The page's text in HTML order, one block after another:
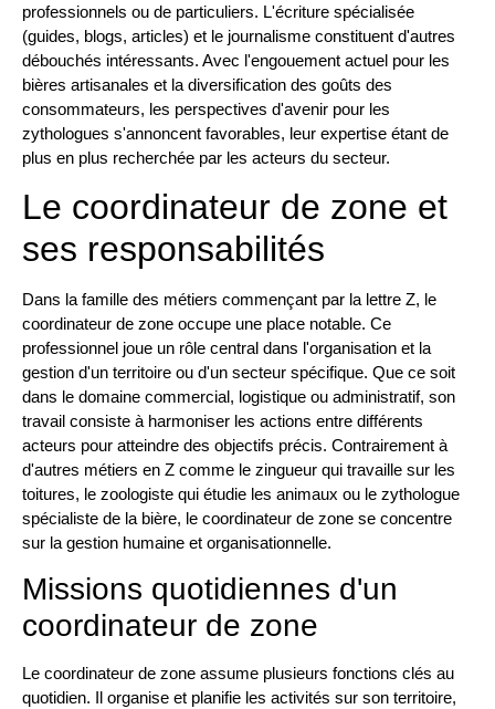
professionnels ou de particuliers. L'écriture spécialisée
(guides, blogs, articles) et le journalisme constituent d'autres
débouchés intéressants. Avec l'engouement actuel pour les
bières artisanales et la diversification des goûts des
consommateurs, les perspectives d'avenir pour les
zythologues s'annoncent favorables, leur expertise étant de
plus en plus recherchée par les acteurs du secteur.
Le coordinateur de zone et
ses responsabilités
Dans la famille des métiers commençant par la lettre Z, le
coordinateur de zone occupe une place notable. Ce
professionnel joue un rôle central dans l'organisation et la
gestion d'un territoire ou d'un secteur spécifique. Que ce soit
dans le domaine commercial, logistique ou administratif, son
travail consiste à harmoniser les actions entre différents
acteurs pour atteindre des objectifs précis. Contrairement à
d'autres métiers en Z comme le zingueur qui travaille sur les
toitures, le zoologiste qui étudie les animaux ou le zythologue
spécialiste de la bière, le coordinateur de zone se concentre
sur la gestion humaine et organisationnelle.
Missions quotidiennes d'un
coordinateur de zone
Le coordinateur de zone assume plusieurs fonctions clés au
quotidien. Il organise et planifie les activités sur son territoire,